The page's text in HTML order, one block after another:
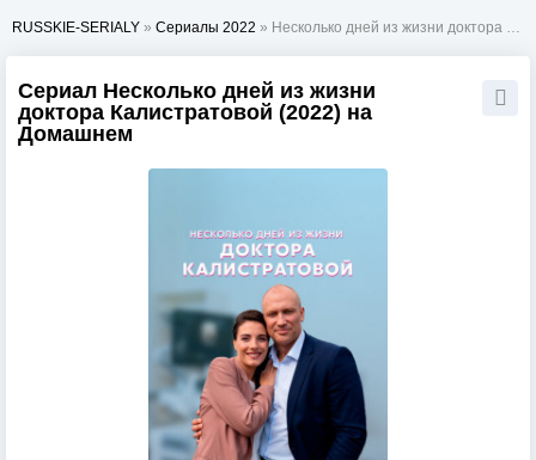
RUSSKIE-SERIALY » Сериалы 2022 » Несколько дней из жизни доктора Калистратовой
Сериал Несколько дней из жизни
доктора Калистратовой (2022) на
Домашнем